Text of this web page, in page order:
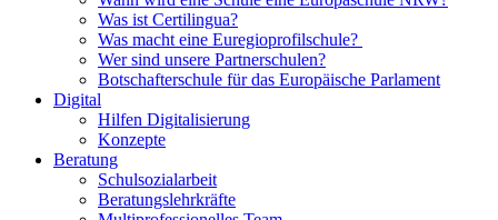
Was ist Certilingua?
Was macht eine Euregioprofilschule?
Wer sind unsere Partnerschulen?
Botschafterschule für das Europäische Parlament
Digital
Hilfen Digitalisierung
Konzepte
Beratung
Schulsozialarbeit
Beratungslehrkräfte